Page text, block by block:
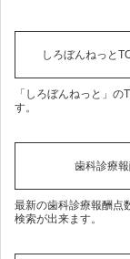
しろぼんねっと
「しろぼんねっと」の
す。
歯科診療
最新の歯科診療報酬点
検索が出来ます。